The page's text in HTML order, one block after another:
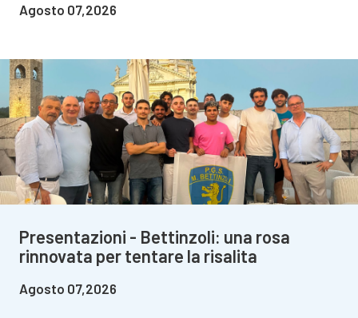
Agosto 07,2026
Presentazioni - Bettinzoli: una rosa
rinnovata per tentare la risalita
Agosto 07,2026